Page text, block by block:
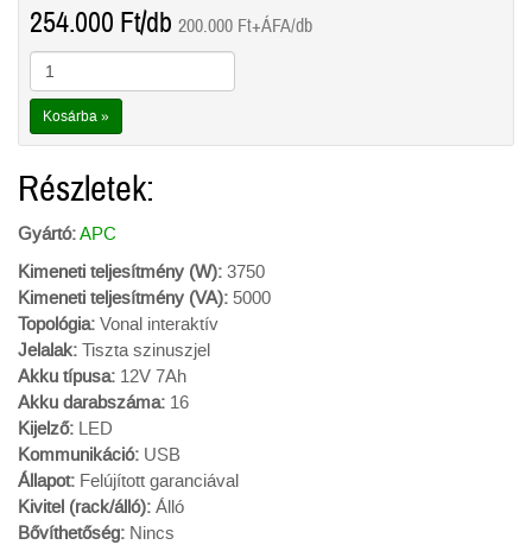
254.000 Ft/db 200.000 Ft+ÁFA/db
Kosárba »
Részletek:
Gyártó:APC
Kimeneti teljesítmény (W): 3750
Kimeneti teljesítmény (VA): 5000
Topológia: Vonal interaktív
Jelalak: Tiszta szinuszjel
Akku típusa: 12V 7Ah
Akku darabszáma: 16
Kijelző: LED
Kommunikáció: USB
Állapot: Felújított garanciával
Kivitel (rack/álló): Álló
Bővíthetőség: Nincs